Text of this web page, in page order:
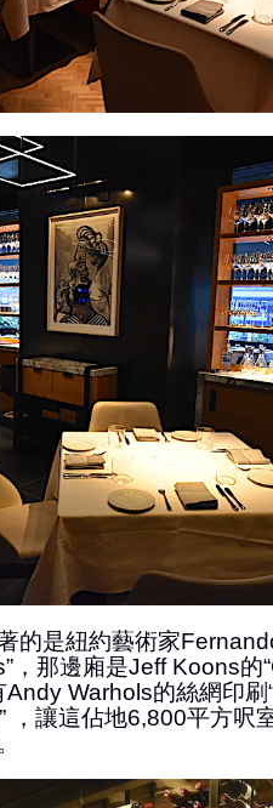
的是紐約藝術家
，那邊廂是Jeff Koons的
Warhols的絲網印刷
，讓這佔地6,800平方呎